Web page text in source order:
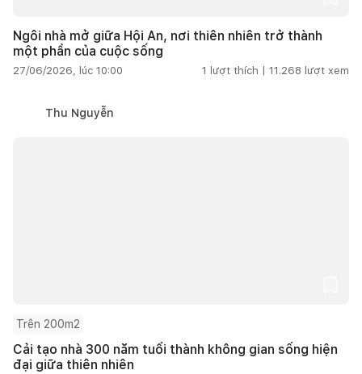
Ngôi nhà mở giữa Hội An, nơi thiên nhiên trở thành
một phần của cuộc sống
27/06/2026, lúc 10:00 1 lượt thích | 11.268 lượt xem
Thu Nguyễn
Trên 200m2
Cải tạo nhà 300 năm tuổi thành không gian sống hiện
đại giữa thiên nhiên